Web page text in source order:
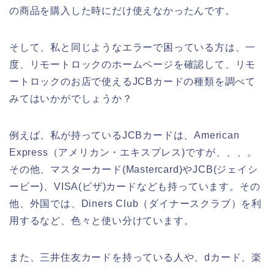
の商品を購入した時にだけ使えなかったんです。
そして、私と同じようなエラーで困っている方は、一
度、リモートロックのホームページを確認して、リモ
ートロックのお店で使えるJCBカードの種類を調べて
みてはいかがでしょうか？
例えば、私が持っているJCBカードは、American
Express（アメリカン・エキスプレス)ですが、、、。
その他、マスターカード(Mastercard)やJCB(ジェイシ
ービー)、VISA(ビザ)カードなども持っています。その
他、外国では、Diners Club（ダイナースクラブ）を利
用するなど、色々と使い分けています。
また、三井住友カードを持っている人や、dカード、楽